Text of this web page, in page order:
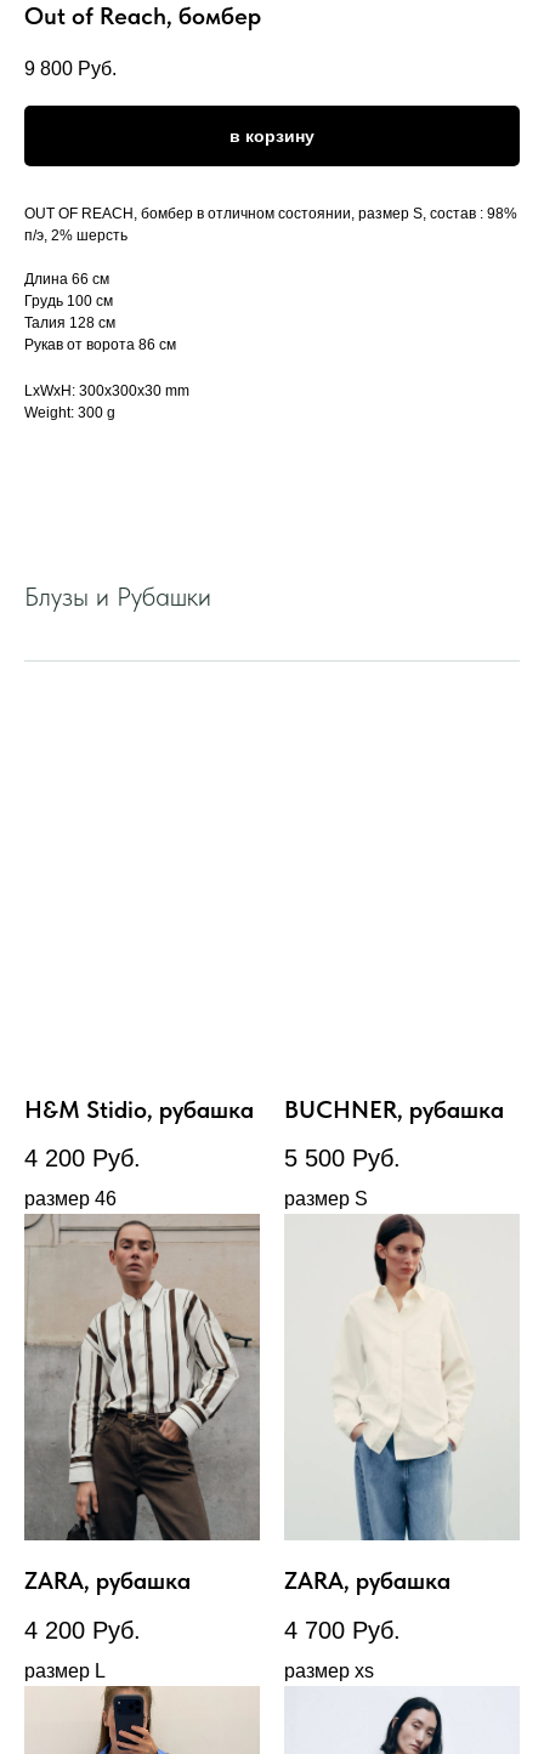
Out of Reach, бомбер
9 800 Руб.
в корзину
OUT OF REACH, бомбер в отличном состоянии, размер S, состав : 98%
п/э, 2% шерсть
Длина 66 см
Грудь 100 см
Талия 128 см
Рукав от ворота 86 см
LxWxH: 300x300x30 mm
Weight: 300 g
Блузы и Рубашки
H&M Stidio, рубашка
4 200 Руб.
размер 46
BUCHNER, рубашка
5 500 Руб.
размер S
ZARA, рубашка
4 200 Руб.
размер L
ZARA, рубашка
4 700 Руб.
размер xs